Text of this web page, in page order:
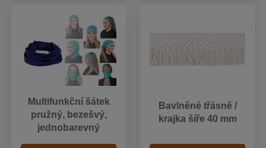
Multifunkční šátek
pružný, bezešvý,
jednobarevný
Bavlněné třásně /
krajka šíře 40 mm